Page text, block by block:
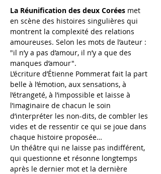
La Réunification des deux Corées met
en scène des histoires singulières qui
montrent la complexité des relations
amoureuses. Selon les mots de l’auteur :
"il n’y a pas d’amour, il n’y a que des
L’écriture d’Étienne Pommerat fait la part
belle à l’émotion, aux sensations, à
l’étrangeté, à l’impossible et laisse à
l’imaginaire de chacun le soin
d’interpréter les non-dits, de combler les
vides et de ressentir ce qui se joue dans
Un théâtre qui ne laisse pas indifférent,
qui questionne et résonne longtemps
après le dernier mot et la dernière